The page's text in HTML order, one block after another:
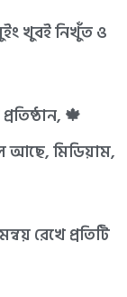
সুইং খুবই নিখুঁত ও
🍁
আছে, মিডিয়াম,
রেখে প্রতিটি